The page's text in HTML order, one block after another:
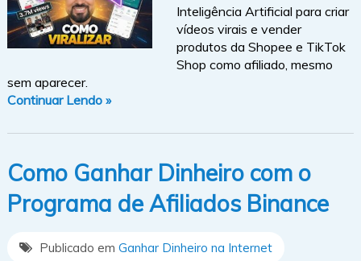
Inteligência Artificial para criar
vídeos virais e vender
produtos da Shopee e TikTok
Shop como afiliado, mesmo
sem aparecer.
Continuar Lendo »
Como Ganhar Dinheiro com o
Programa de Afiliados Binance
Publicado em Ganhar Dinheiro na Internet